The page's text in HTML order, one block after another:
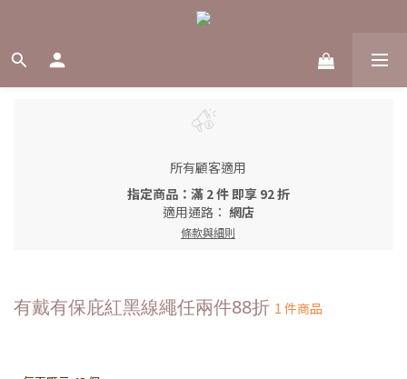
所有顧客適用
指定商品：滿 2 件 即享 92 折
適用通路： 網店
條款與細則
有戴有保庇紅黑線繩任兩件88折 1 件商品